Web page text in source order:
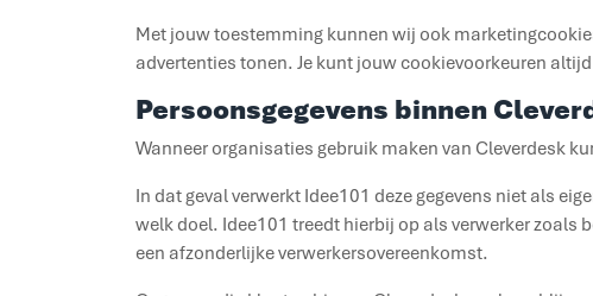
Met jouw toestemming kunnen wij ook
advertenties tonen. Je kunt jouw cookievoorkeuren
Persoonsgegevens binnen
Wanneer organisaties gebruik maken van Cleverdesk
In dat geval verwerkt Idee101 deze gegevens niet als
welk doel. Idee101 treedt hierbij op als verwerker zoals
een afzonderlijke verwerkersovereenkomst.